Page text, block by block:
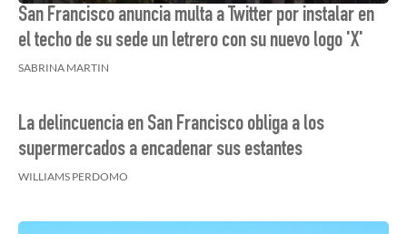
San Francisco anuncia multa a Twitter por instalar en
el techo de su sede un letrero con su nuevo logo 'X'
SABRINA MARTIN
La delincuencia en San Francisco obliga a los
supermercados a encadenar sus estantes
WILLIAMS PERDOMO